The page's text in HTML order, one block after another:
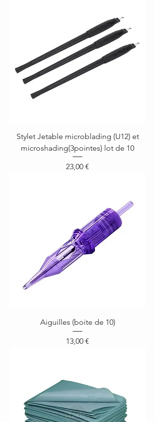
Stylet Jetable microblading (U12) et
microshading(3pointes) lot de 10
Prix
23,00 €
Aiguilles (boite de 10)
Prix
13,00 €